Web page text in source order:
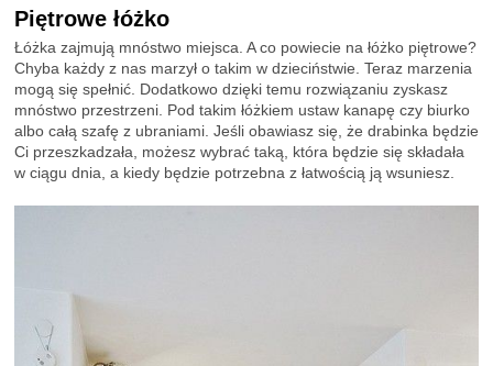
Piętrowe łóżko
Łóżka zajmują mnóstwo miejsca. A co powiecie na łóżko piętrowe?
Chyba każdy z nas marzył o takim w dzieciństwie. Teraz marzenia
mogą się spełnić. Dodatkowo dzięki temu rozwiązaniu zyskasz
mnóstwo przestrzeni. Pod takim łóżkiem ustaw kanapę czy biurko
albo całą szafę z ubraniami. Jeśli obawiasz się, że drabinka będzie
Ci przeszkadzała, możesz wybrać taką, która będzie się składała
w ciągu dnia, a kiedy będzie potrzebna z łatwością ją wsuniesz.